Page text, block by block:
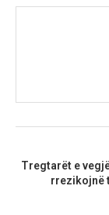
Tregtarët e
rrezikojnë